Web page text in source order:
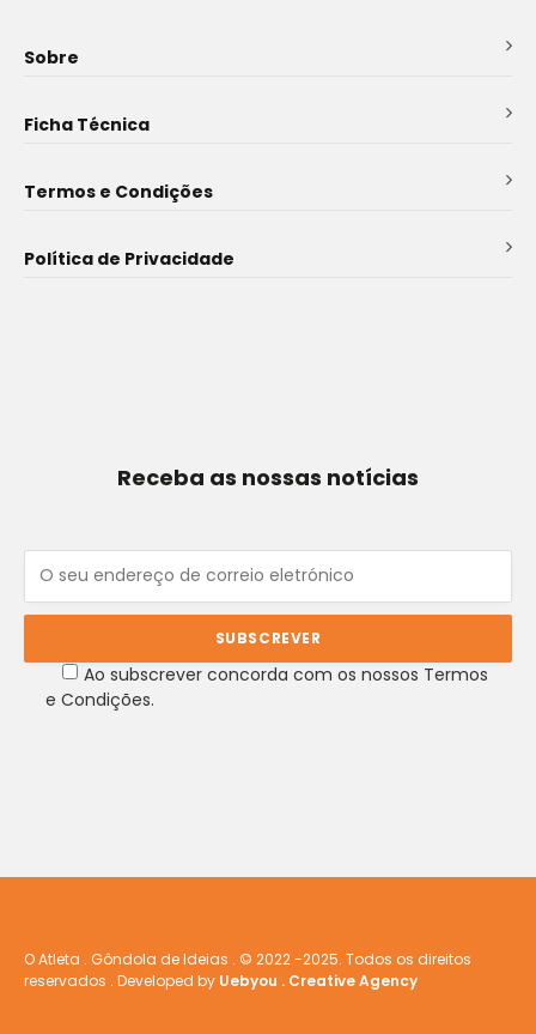
Sobre
Ficha Técnica
Termos e Condições
Política de Privacidade
Receba as nossas notícias
Ao subscrever concorda com os nossos Termos
e Condições.
O Atleta . Gôndola de Ideias . © 2022 -2025. Todos os direitos
reservados . Developed by Uebyou . Creative Agency